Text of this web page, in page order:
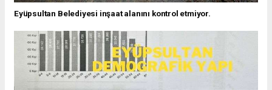
Eyüpsultan Belediyesi inşaat alanını kontrol etmiyor.